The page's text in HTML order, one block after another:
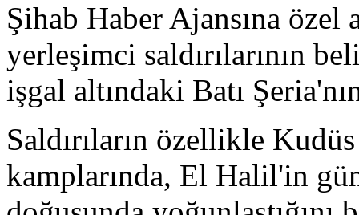
Şihab Haber Ajansına
yerleşimci saldırılarının
işgal altındaki Batı
Saldırıların özellikle
kamplarında, El Halil'in